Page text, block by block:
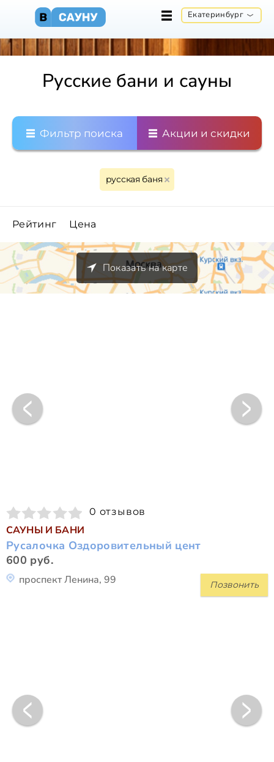
Екатеринбург
Русские бани и сауны
Фильтр поиска Акции и скидки
русская баня
Рейтинг Цена
Показать на карте
0 отзывов
САУНЫ И БАНИ
Русалочка Оздоровительный цент
600 руб.
Позвонить
проспект Ленина, 99